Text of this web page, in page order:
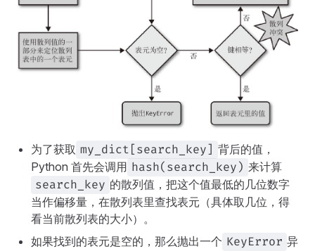
为了获取 my_dict[search_key] 背后的值，
Python 首先会调用 hash(search_key) 来计算
search_key 的散列值，把这个值最低的几位数字
当作偏移量，在散列表里查找表元（具体取几位，得
看当前散列表的大小）。
如果找到的表元是空的，那么抛出一个 KeyError 异